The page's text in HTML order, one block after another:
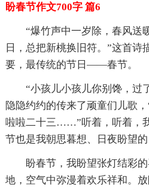
盼春节作文700字 篇6
“爆竹声中一岁除，春风送
日，总把新桃换旧符。”这首诗
要，最传统的节日——春节。
“小孩儿小孩儿你别馋，过
隐隐约约的传来了顽童们儿歌
啦啦二十三……”听着，听着，
节也是我朝思暮想、日夜盼望的
盼春节，我盼望张灯结彩的
地，空气中弥漫着欢乐祥和。放